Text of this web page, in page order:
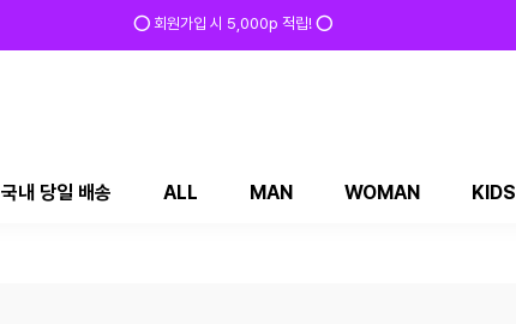
⭕ 회원가입 시 5,000p 적립! ⭕
국내 당일 배송 ALL MAN WOMAN KIDS